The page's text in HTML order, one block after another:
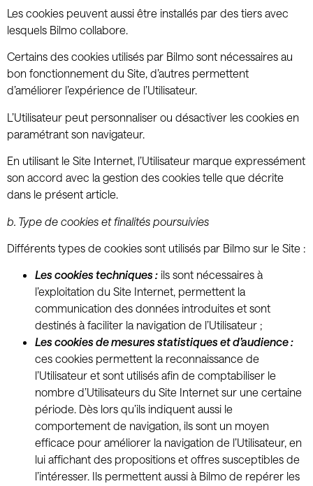
Les cookies peuvent aussi être installés par des tiers avec
lesquels Bilmo collabore.
Certains des cookies utilisés par Bilmo sont nécessaires au
bon fonctionnement du Site, d’autres permettent
d’améliorer l’expérience de l’Utilisateur.
L’Utilisateur peut personnaliser ou désactiver les cookies en
paramétrant son navigateur.
En utilisant le Site Internet, l’Utilisateur marque expressément
son accord avec la gestion des cookies telle que décrite
dans le présent article.
b. Type de cookies et finalités poursuivies
Différents types de cookies sont utilisés par Bilmo sur le Site :
Les cookies techniques : ils sont nécessaires à
l’exploitation du Site Internet, permettent la
communication des données introduites et sont
destinés à faciliter la navigation de l’Utilisateur ;
Les cookies de mesures statistiques et d’audience :
ces cookies permettent la reconnaissance de
l’Utilisateur et sont utilisés afin de comptabiliser le
nombre d’Utilisateurs du Site Internet sur une certaine
période. Dès lors qu’ils indiquent aussi le
comportement de navigation, ils sont un moyen
efficace pour améliorer la navigation de l’Utilisateur, en
lui affichant des propositions et offres susceptibles de
l’intéresser. Ils permettent aussi à Bilmo de repérer les